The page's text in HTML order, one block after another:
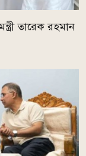
তারেক রহমান